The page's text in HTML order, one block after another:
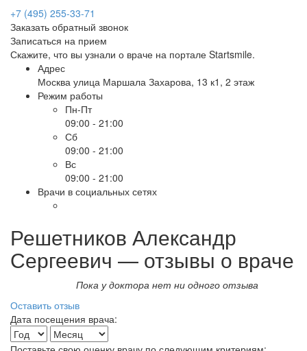
+7 (495) 255-33-71
Заказать обратный звонок
Записаться на прием
Скажите, что вы узнали о враче на портале Startsmile.
Адрес
Москва улица Маршала Захарова, 13 к1, 2 этаж
Режим работы
Пн-Пт
09:00 - 21:00
Сб
09:00 - 21:00
Вс
09:00 - 21:00
Врачи в социальных сетях
Решетников Александр
Сергеевич — отзывы о враче
Пока у доктора нет ни одного отзыва
Оставить отзыв
Дата посещения врача: